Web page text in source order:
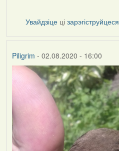
LightyУвайдзіце цізарэгіструйцеся
Piligrim - 02.08.2020 - 16:00